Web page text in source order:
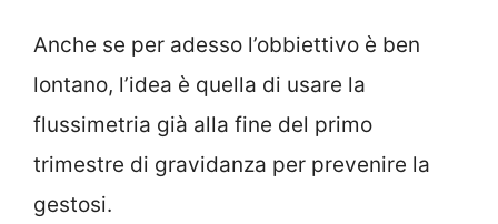
Anche se per adesso l’obbiettivo è ben
lontano, l’idea è quella di usare la
flussimetria già alla fine del primo
trimestre di gravidanza per prevenire la
gestosi.